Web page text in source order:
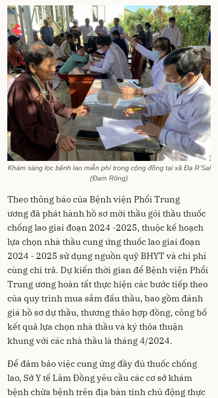
Khám sàng lọc bệnh lao miễn phí trong cộng đồng tại xã Đạ R’Sal
(Đam Rông)
Theo thông báo của Bệnh viện Phổi Trung
ương đã phát hành hồ sơ mời thầu gói thầu thuốc
chống lao giai đoạn 2024 -2025, thuộc kế hoạch
lựa chọn nhà thầu cung ứng thuốc lao giai đoạn
2024 - 2025 sử dụng nguồn quỹ BHYT và chi phí
cùng chi trả. Dự kiến thời gian để Bệnh viện Phổi
Trung ương hoàn tất thực hiện các bước tiếp theo
của quy trình mua sắm đấu thầu, bao gồm đánh
giá hồ sơ dự thầu, thương thảo hợp đồng, công bố
kết quả lựa chọn nhà thầu và ký thỏa thuận
khung với các nhà thầu là tháng 4/2024.
Để đảm bảo việc cung ứng đầy đủ thuốc chống
lao, Sở Y tế Lâm Đồng yêu cầu các cơ sở khám
bệnh chữa bệnh trên địa bàn tỉnh chủ động thực